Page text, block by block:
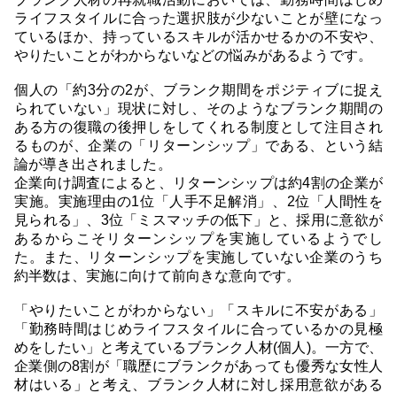
ライフスタイルに合った選択肢が少ないことが壁になっ
ているほか、持っているスキルが活かせるかの不安や、
やりたいことがわからないなどの悩みがあるようです。
個人の「約3分の2が、ブランク期間をポジティブに捉え
られていない」現状に対し、そのようなブランク期間の
ある方の復職の後押しをしてくれる制度として注目され
るものが、企業の「リターンシップ」である、という結
論が導き出されました。
企業向け調査によると、リターンシップは約4割の企業が
実施。実施理由の1位「人手不足解消」、2位「人間性を
見られる」、3位「ミスマッチの低下」と、採用に意欲が
あるからこそリターンシップを実施しているようでし
た。また、リターンシップを実施していない企業のうち
約半数は、実施に向けて前向きな意向です。
「やりたいことがわからない」「スキルに不安がある」
「勤務時間はじめライフスタイルに合っているかの見極
めをしたい」と考えているブランク人材(個人)。一方で、
企業側の8割が「職歴にブランクがあっても優秀な女性人
材はいる」と考え、ブランク人材に対し採用意欲がある